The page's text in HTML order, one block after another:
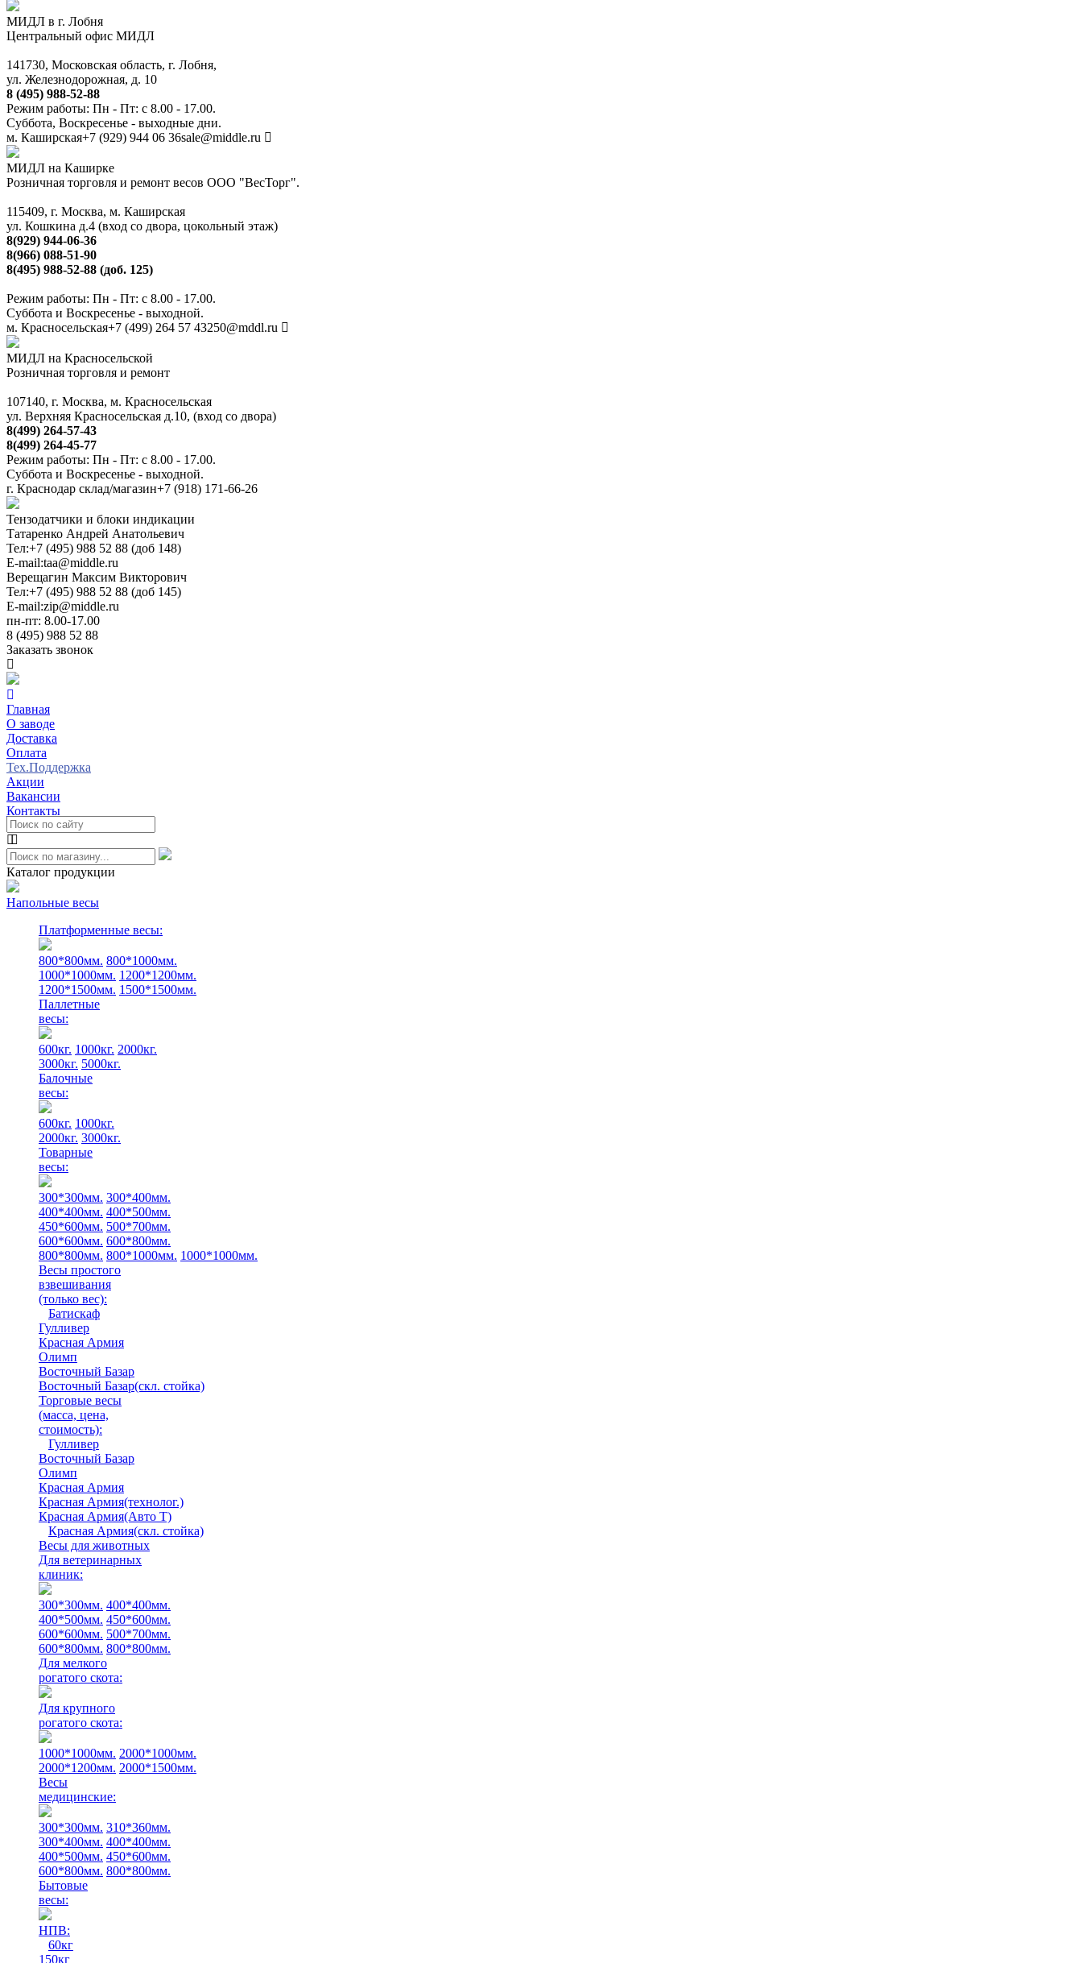
МИДЛ в г. Лобня
Центральный офис МИДЛ
141730, Московская область, г. Лобня,
ул. Железнодорожная, д. 10
8 (495) 988-52-88
Режим работы: Пн - Пт: с 8.00 - 17.00.
Суббота, Воскресенье - выходные дни.
м. Каширская+7 (929) 944 06 36sale@middle.ru
МИДЛ на Каширке
Розничная торговля и ремонт весов ООО "ВесТорг".
115409, г. Москва, м. Каширская
ул. Кошкина д.4 (вход со двора, цокольный этаж)
8(929) 944-06-36
8(966) 088-51-90
8(495) 988-52-88 (доб. 125)
Режим работы: Пн - Пт: с 8.00 - 17.00.
Суббота и Воскресенье - выходной.
м. Красносельская+7 (499) 264 57 43250@mddl.ru
МИДЛ на Красносельской
Розничная торговля и ремонт
107140, г. Москва, м. Красносельская
ул. Верхняя Красносельская д.10, (вход со двора)
8(499) 264-57-43
8(499) 264-45-77
Режим работы: Пн - Пт: с 8.00 - 17.00.
Суббота и Воскресенье - выходной.
г. Краснодар склад/магазин+7 (918) 171-66-26
Тензодатчики и блоки индикации
Татаренко Андрей Анатольевич
Тел:+7 (495) 988 52 88 (доб 148)
E-mail:taa@middle.ru
Верещагин Максим Викторович
Тел:+7 (495) 988 52 88 (доб 145)
E-mail:zip@middle.ru
пн-пт: 8.00-17.00
8 (495) 988 52 88
Заказать звонок
Главная
О заводе
Доставка
Оплата
Тех.Поддержка
Акции
Вакансии
Контакты
Каталог продукции
Напольные весы
Платформенные весы:
800*800мм. 800*1000мм.
1000*1000мм. 1200*1200мм.
1200*1500мм. 1500*1500мм.
Паллетные
весы:
600кг. 1000кг. 2000кг.
3000кг. 5000кг.
Балочные
весы:
600кг. 1000кг.
2000кг. 3000кг.
Товарные
весы:
300*300мм. 300*400мм.
400*400мм. 400*500мм.
450*600мм. 500*700мм.
600*600мм. 600*800мм.
800*800мм. 800*1000мм. 1000*1000мм.
Весы простого
взвешивания
(только вес):
Батискаф
Гулливер
Красная Армия
Олимп
Восточный Базар
Восточный Базар(скл. стойка)
Торговые весы
(масса, цена,
стоимость):
Гулливер
Восточный Базар
Олимп
Красная Армия
Красная Армия(технолог.)
Красная Армия(Авто Т)
Красная Армия(скл. стойка)
Весы для животных
Для ветеринарных
клиник:
300*300мм. 400*400мм.
400*500мм. 450*600мм.
600*600мм. 500*700мм.
600*800мм. 800*800мм.
Для мелкого
рогатого скота:
Для крупного
рогатого скота:
1000*1000мм. 2000*1000мм.
2000*1200мм. 2000*1500мм.
Весы
медицинские:
300*300мм. 310*360мм.
300*400мм. 400*400мм.
400*500мм. 450*600мм.
600*800мм. 800*800мм.
Бытовые
весы:
НПВ:
60кг
150кг